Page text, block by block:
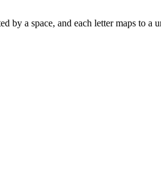
a space, and each letter maps to a